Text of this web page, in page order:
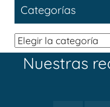
Categorías
Categorías
Nuestras